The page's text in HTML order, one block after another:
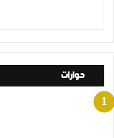
حوارات